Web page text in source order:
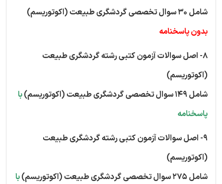
شامل 30 سوال تخصصی گردشگری طبیعت (اکوتوریسم)
بدون پاسخنامه
8- اصل سوالات آزمون کتبی رشته گردشگری طبیعت
(اکوتوریسم)
شامل 149 سوال تخصصی گردشگری طبیعت (اکوتوریسم)
با
پاسخنامه
9- اصل سوالات آزمون کتبی رشته گردشگری طبیعت
(اکوتوریسم)
شامل 275 سوال تخصصی گردشگری طبیعت (اکوتوریسم)
با